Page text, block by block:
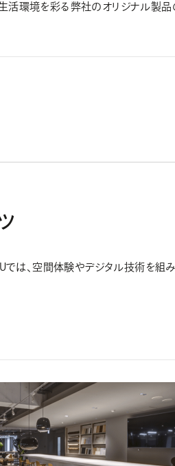
生活環境を彩る弊社のオリジナル製
では、空間体験やデジタル技術を組